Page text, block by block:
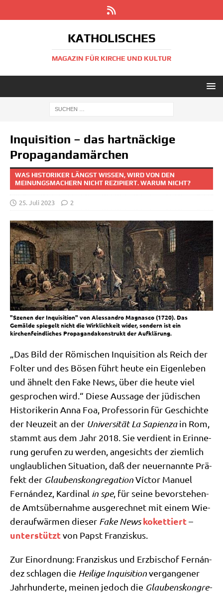
KATHOLISCHES
MAGAZIN FÜR KIRCHE UND KULTUR
Inquisition – das hartnäckige
Propagandamärchen
WAS HISTORIKER LÄNGST WISSEN, WIRD VON DEN
MEINUNGSMACHERN NICHT REZIPIERT. WARUM NICHT?
25. Juli 2023 2
"Szenen der Inquisition" von Alessandro Magnasco (1720). Das
Gemälde spiegelt nicht die Wirklichkeit wider, sondern ist ein
kirchenfeindliches Propagandakonstrukt der Aufklärung.
„Das Bild der Römi­schen Inqui­si­ti­on als Reich der
Fol­ter und des Bösen führt heu­te ein Eigen­le­ben
und ähnelt den Fake News, über die heu­te viel
gespro­chen wird.“ Die­se Aus­sa­ge der jüdi­schen
Histo­ri­ke­rin Anna Foa, Pro­fes­so­rin für Geschich­te
der Neu­zeit an der Uni­ver­si­tät La Sapi­en­zain Rom,
stammt aus dem Jahr 2018. Sie ver­dient in Erin­ne­
rung geru­fen zu wer­den, ange­sichts der ziem­lich
unglaub­li­chen Situa­ti­on, daß der neu­ernann­te Prä­
fekt der Glau­bens­kon­gre­ga­ti­onVíc­tor Manu­el
Fernán­dez, Kar­di­nal in spe, für sei­ne bevor­ste­hen­
de Amts­über­nah­me aus­ge­rech­net mit einem Wie­
der­auf­wär­men die­ser Fake News koket­tiert–
unter­stütztvon Papst Franziskus.
Zur Ein­ord­nung: Fran­zis­kus und Erz­bi­schof Fernán­
dez schla­gen die Hei­li­ge Inqui­si­ti­onver­gan­ge­ner
Jahr­hun­der­te, mei­nen jedoch die Glau­bens­kon­gre­